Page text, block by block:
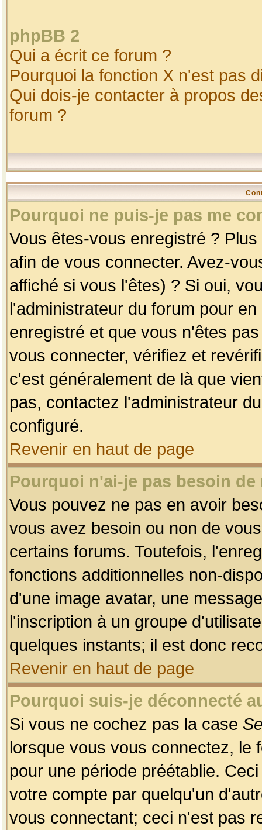
phpBB 2
Qui a écrit ce forum ?
Pourquoi la fonction X n'est pas
Qui dois-je contacter à propos
forum ?
Pourquoi ne puis-je pas me
Vous êtes-vous enregistré ?
afin de vous connecter. Avez-
affiché si vous l'êtes) ? Si oui,
l'administrateur du forum pour
enregistré et que vous n'êtes
vous connecter, vérifiez et
c'est généralement de là que
pas, contactez l'administrateur
configuré.
Revenir en haut de page
Pourquoi n'ai-je pas besoin
Vous pouvez ne pas en avoir
vous avez besoin ou non de
certains forums. Toutefois,
fonctions additionnelles non-
d'une image avatar, une
l'inscription à un groupe
quelques instants; il est donc
Revenir en haut de page
Pourquoi suis-je déconnecté
Si vous ne cochez pas la case
lorsque vous vous connectez, le
pour une période préétablie.
votre compte par quelqu'un
vous connectant; ceci n'est pas